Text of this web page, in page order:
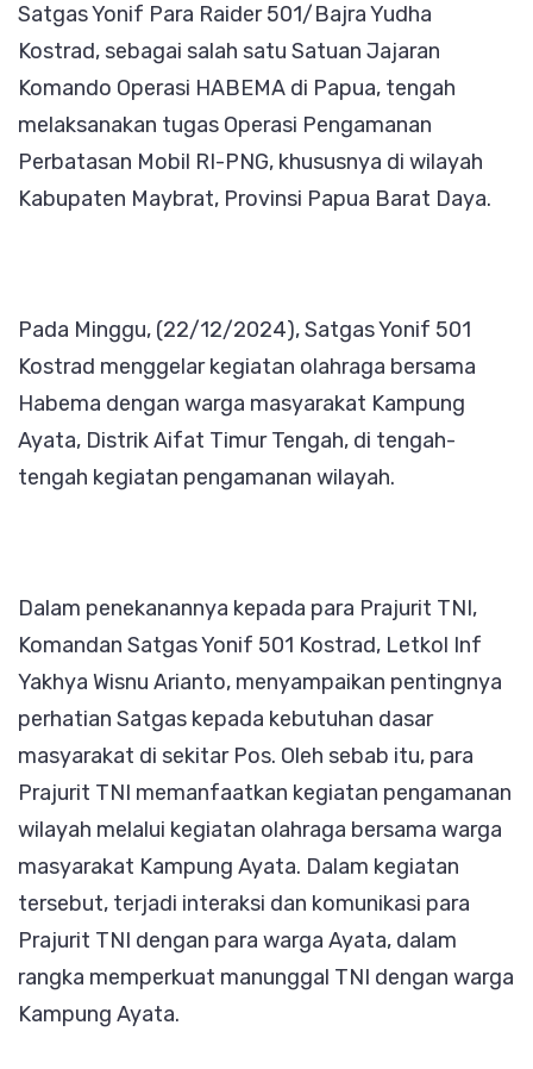
Satgas Yonif Para Raider 501/Bajra Yudha
Kostrad, sebagai salah satu Satuan Jajaran
Komando Operasi HABEMA di Papua, tengah
melaksanakan tugas Operasi Pengamanan
Perbatasan Mobil RI-PNG, khususnya di wilayah
Kabupaten Maybrat, Provinsi Papua Barat Daya.
Pada Minggu, (22/12/2024), Satgas Yonif 501
Kostrad menggelar kegiatan olahraga bersama
Habema dengan warga masyarakat Kampung
Ayata, Distrik Aifat Timur Tengah, di tengah-
tengah kegiatan pengamanan wilayah.
Dalam penekanannya kepada para Prajurit TNI,
Komandan Satgas Yonif 501 Kostrad, Letkol Inf
Yakhya Wisnu Arianto, menyampaikan pentingnya
perhatian Satgas kepada kebutuhan dasar
masyarakat di sekitar Pos. Oleh sebab itu, para
Prajurit TNI memanfaatkan kegiatan pengamanan
wilayah melalui kegiatan olahraga bersama warga
masyarakat Kampung Ayata. Dalam kegiatan
tersebut, terjadi interaksi dan komunikasi para
Prajurit TNI dengan para warga Ayata, dalam
rangka memperkuat manunggal TNI dengan warga
Kampung Ayata.